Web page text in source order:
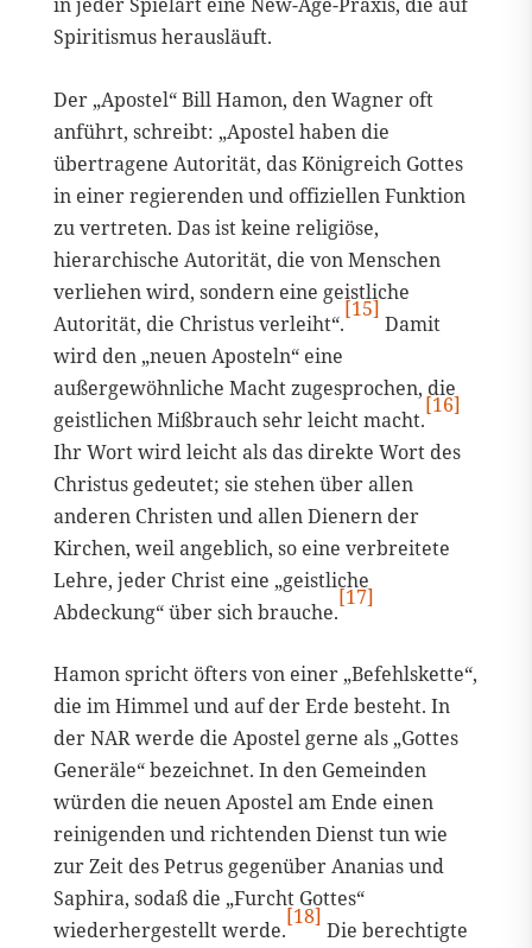
Spiritismus herausläuft.
Der „Apostel“ Bill Hamon, den Wagner oft
anführt, schreibt: „Apostel haben die
übertragene Autorität, das Königreich Gottes
in einer regierenden und offiziellen Funktion
zu vertreten. Das ist keine religiöse,
hierarchische Autorität, die von Menschen
verliehen wird, sondern eine geistliche
Autorität, die Christus verleiht“.
[15]
Damit
wird den „neuen Aposteln“ eine
außergewöhnliche Macht zugesprochen, die
geistlichen Mißbrauch sehr leicht macht.
[16]
Ihr Wort wird leicht als das direkte Wort des
Christus gedeutet; sie stehen über allen
anderen Christen und allen Dienern der
Kirchen, weil angeblich, so eine verbreitete
Lehre, jeder Christ eine „geistliche
Abdeckung“ über sich brauche.
[17]
Hamon spricht öfters von einer „Befehlskette“,
die im Himmel und auf der Erde besteht. In
der NAR werde die Apostel gerne als „Gottes
Generäle“ bezeichnet. In den Gemeinden
würden die neuen Apostel am Ende einen
reinigenden und richtenden Dienst tun wie
zur Zeit des Petrus gegenüber Ananias und
Saphira, sodaß die „Furcht Gottes“
wiederhergestellt werde.
[18]
Die berechtigte